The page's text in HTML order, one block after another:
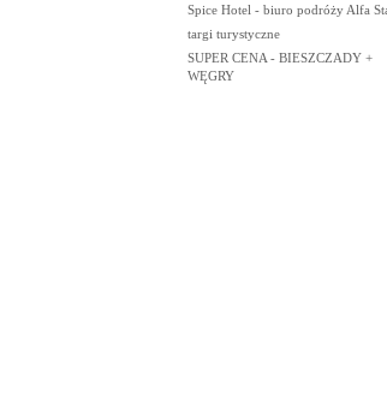
Spice Hotel - biuro podróży Alfa
targi turystyczne
SUPER CENA - BIESZCZADY +
WĘGRY